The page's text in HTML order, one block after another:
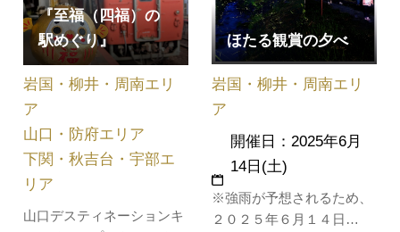
や府谷産のお米や味噌が当
たるお得な抽選会付き！お
弁当を食べながら無数のホ
タルが舞う幻想的な世界を
『至福（四福）の
駅めぐり』
山口デスティネーションキ
岩国・柳井・周南エリ
ア
山口・防府エリア
下関・秋吉台・宇部エ
リア
ほたる観賞の夕べ
※強雨が予想されるため、
２０２５年６月１４日
岩国・柳井・周南エリ
ア
開催日：2025年6月
14日(土)